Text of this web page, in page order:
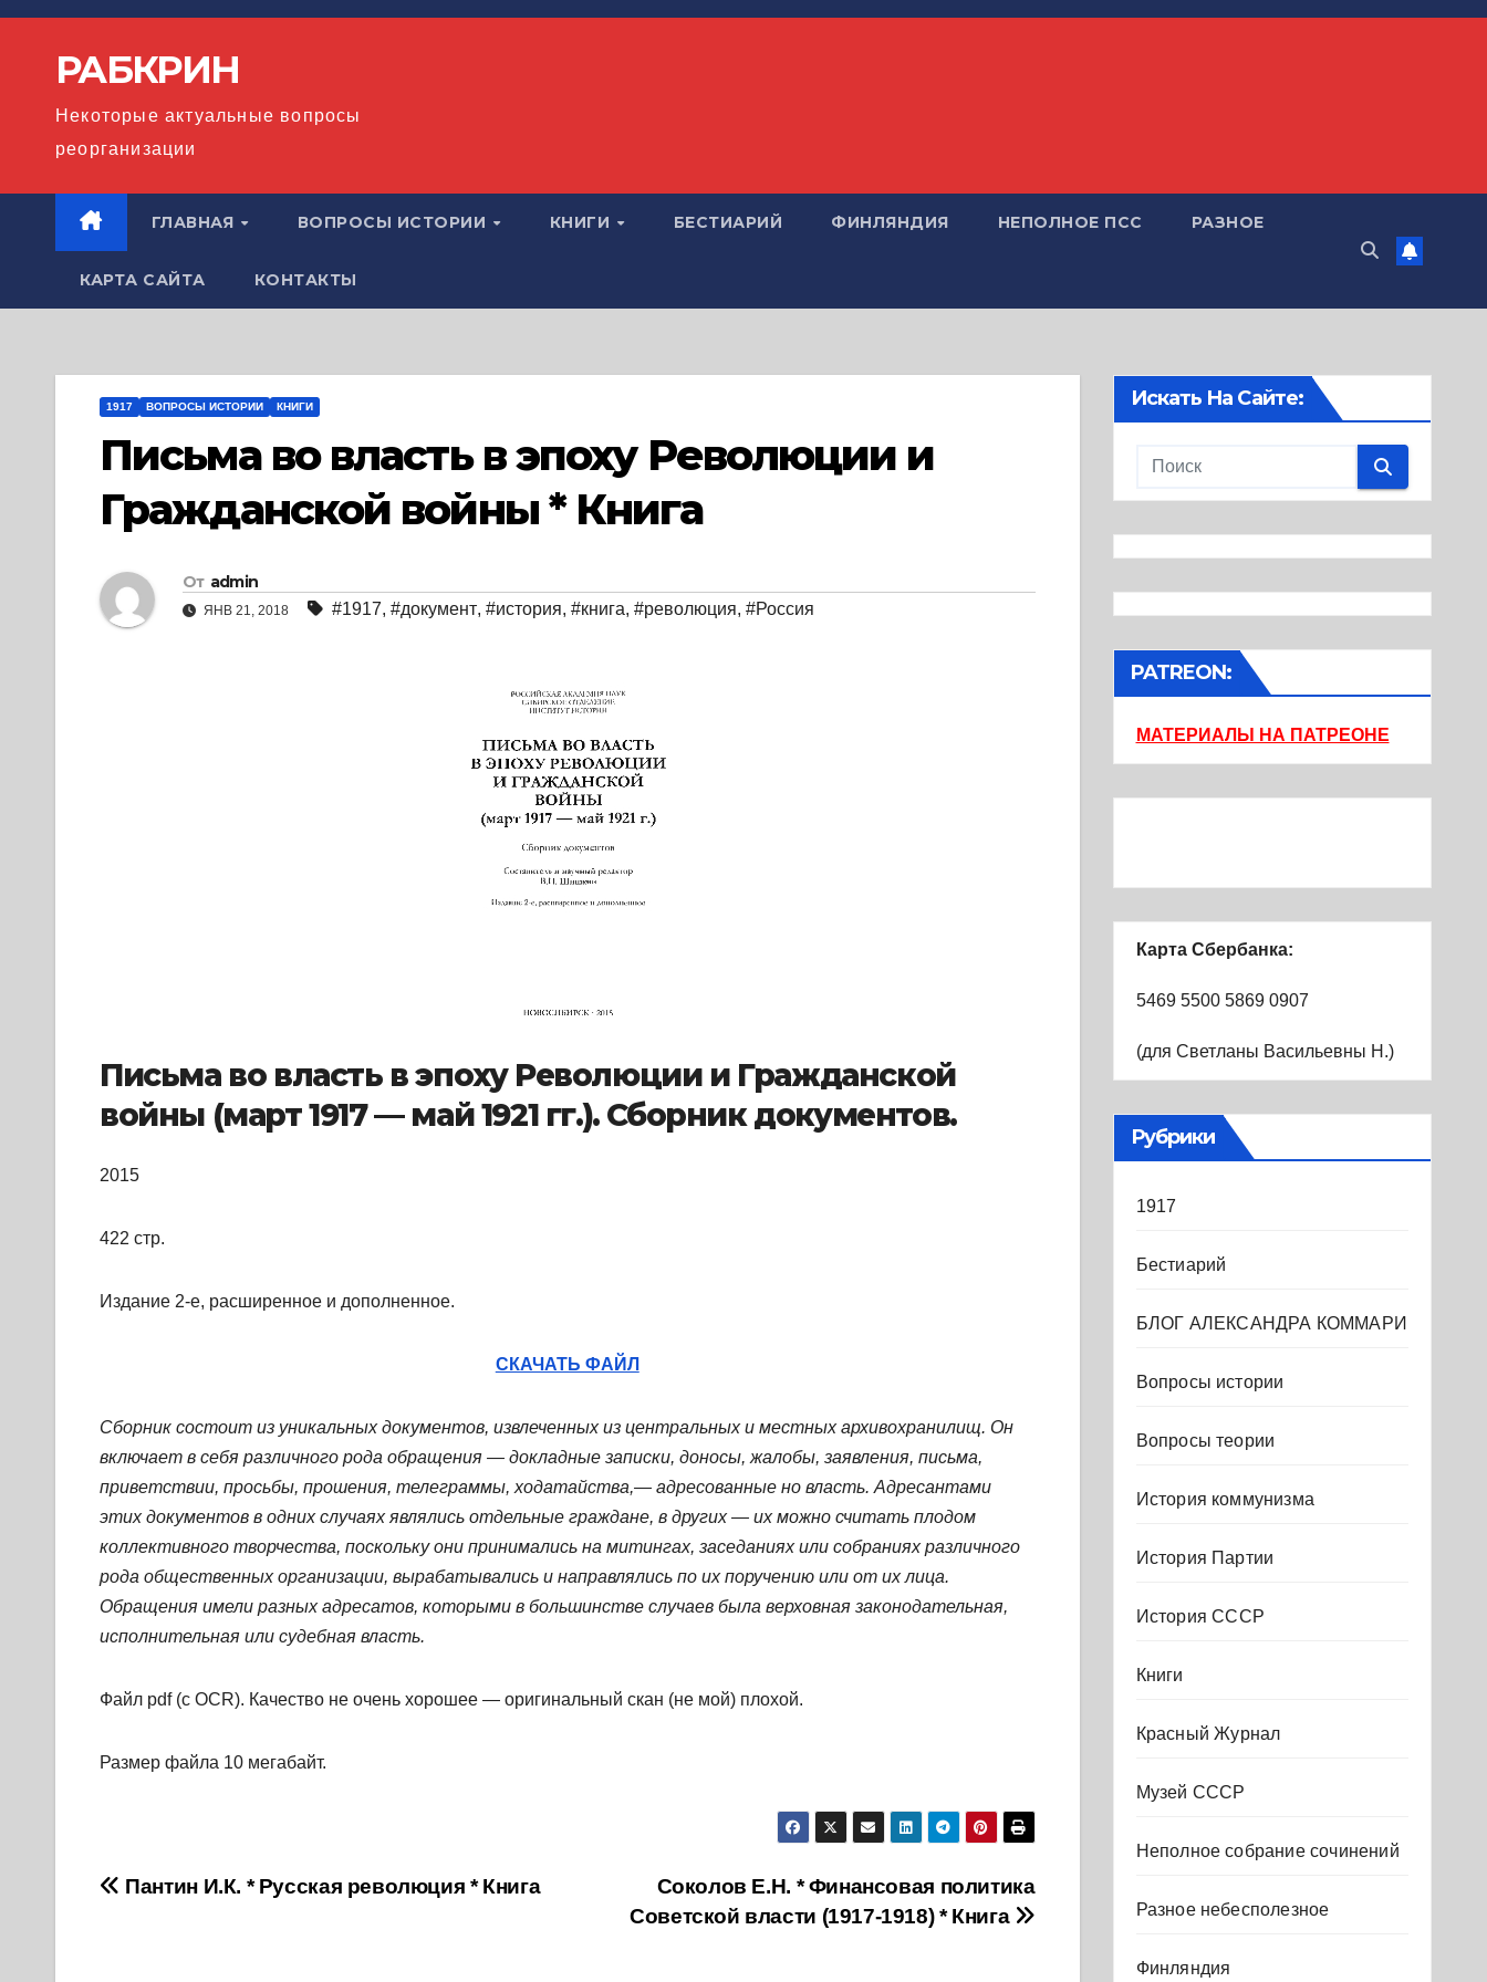
Перейти
содержимомуРАБКРИН
Некоторые актуальные вопросы
реорганизации
ГЛАВНАЯ ВОПРОСЫ ИСТОРИИ КНИГИ БЕСТИАРИЙ ФИНЛЯНДИЯ НЕПОЛНОЕ ПСС РАЗНОЕ
КАРТА САЙТА КОНТАКТЫ
1917 ВОПРОСЫ ИСТОРИИ КНИГИ
Письма во власть в эпоху Революции и
Гражданской войны * Книга
От admin
ЯНВ 21, 2018 #1917, #документ, #история, #книга, #революция, #Россия
Письма во власть в эпоху Революции и Гражданской
войны (март 1917 — май 1921 гг.). Сборник документов.
2015
422 стр.
Издание 2-е, расширенное и дополненное.
СКАЧАТЬ ФАЙЛ
Сборник состоит из уникальных документов, извлеченных из центральных и местных архивохранилищ. Он
включает в себя различного рода обращения — докладные записки, доносы, жалобы, заявления, письма,
приветствии, просьбы, прошения, телеграммы, ходатайства,— адресованные но власть. Адресантами
этих документов в одних случаях являлись отдельные граждане, в других — их можно считать плодом
коллективного творчества, поскольку они принимались на митингах, заседаниях или собраниях различного
рода общественных организации, вырабатывались и направлялись по их поручению или от их лица.
Обращения имели разных адресатов, которыми в большинстве случаев была верховная законодательная,
исполнительная или судебная власть.
Файл pdf (с OCR). Качество не очень хорошее — оригинальный скан (не мой) плохой.
Размер файла 10 мегабайт.
Навигация
Соколов Е.Н. * Финансовая политика
Советской власти (1917-1918) * Книга
Пантин И.К. * Русская революция * Книга
Искать На Сайте:
PATREON:
МАТЕРИАЛЫ НА ПАТРЕОНЕ
Карта Сбербанка:
5469 5500 5869 0907
(для Светланы Васильевны Н.)
Рубрики
1917
Бестиарий
БЛОГ АЛЕКСАНДРА КОММАРИ
Вопросы истории
Вопросы теории
История коммунизма
История Партии
История СССР
Книги
Красный Журнал
Музей СССР
Неполное собрание сочинений
Разное небесполезное
Финляндия